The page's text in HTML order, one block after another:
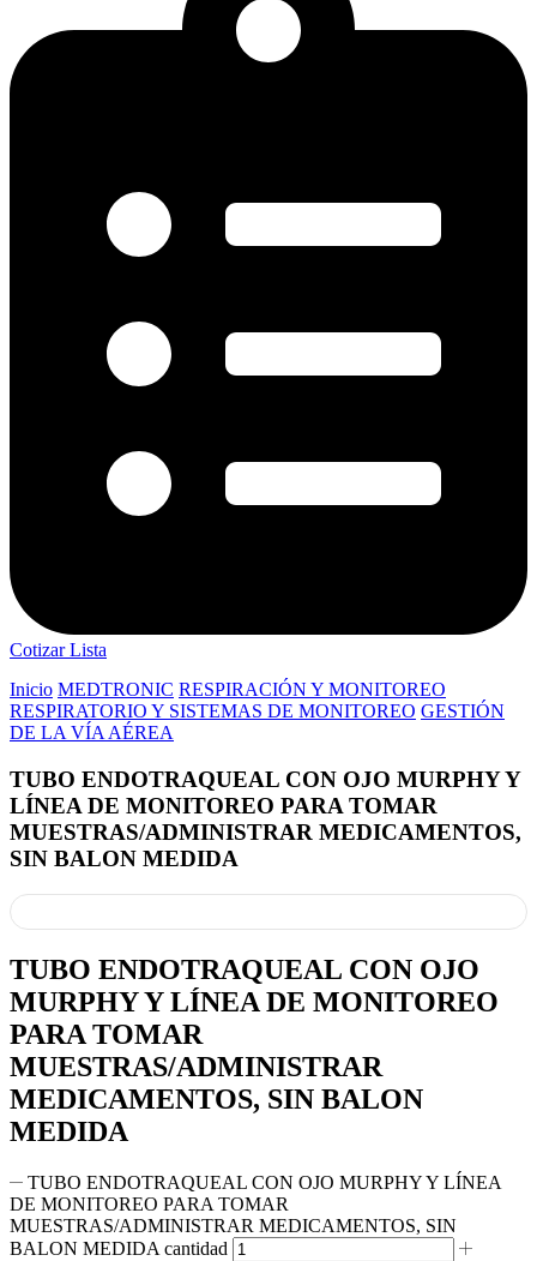
Cotizar Lista
Inicio MEDTRONIC RESPIRACIÓN Y MONITOREO
RESPIRATORIO Y SISTEMAS DE MONITOREO GESTIÓN
DE LA VÍA AÉREA
TUBO ENDOTRAQUEAL CON OJO MURPHY Y
LÍNEA DE MONITOREO PARA TOMAR
MUESTRAS/ADMINISTRAR MEDICAMENTOS,
SIN BALON MEDIDA
TUBO ENDOTRAQUEAL CON OJO
MURPHY Y LÍNEA DE MONITOREO
PARA TOMAR
MUESTRAS/ADMINISTRAR
MEDICAMENTOS, SIN BALON
MEDIDA
TUBO ENDOTRAQUEAL CON OJO MURPHY Y LÍNEA
DE MONITOREO PARA TOMAR
MUESTRAS/ADMINISTRAR MEDICAMENTOS, SIN
BALON MEDIDA cantidad